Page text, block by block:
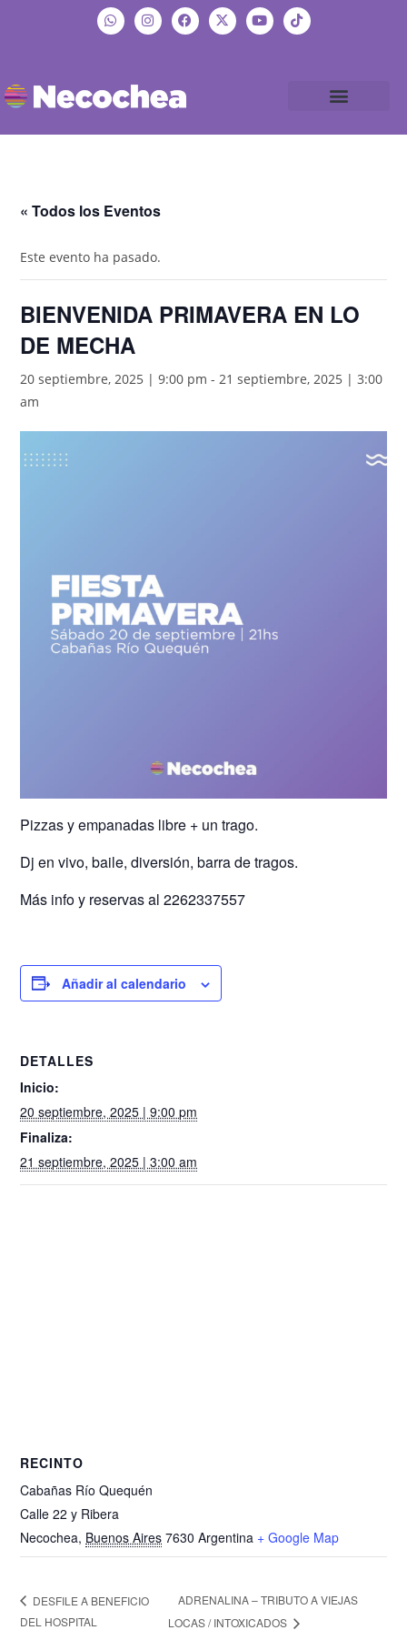
« Todos los Eventos
Este evento ha pasado.
BIENVENIDA PRIMAVERA EN LO
DE MECHA
20 septiembre, 2025 | 9:00 pm -21 septiembre, 2025 | 3:00
am
Pizzas y empanadas libre + un trago.
Dj en vivo, baile, diversión, barra de tragos.
Más info y reservas al 2262337557
Añadir al calendario
DETALLES
Inicio:
20 septiembre, 2025 | 9:00 pm
Finaliza:
21 septiembre, 2025 | 3:00 am
RECINTO
Cabañas Río Quequén
Calle 22 y Ribera
Necochea, Buenos Aires 7630 Argentina + Google Map
DESFILE A BENEFICIO
DEL HOSPITAL
ADRENALINA – TRIBUTO A VIEJAS
LOCAS / INTOXICADOS